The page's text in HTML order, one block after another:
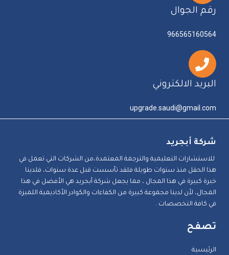
رقم الجوال
966565160564
البريد الالكتروني
upgrade.saudi@gmail.com
شركة أبجريد
للاستشارات التعليمية والترجمة المعتمدة،من الشركات التي تعمل في
هذا الحقل منذ سنوات طويلة فلقد تأسست قبل عدة سنوات، فلدينا
خبرة كبيرة في هذا المجال ، مما يجعل شركة أبجريد هي الأفضل في هذا
المجال، لأن لدينا مجموعة كبيرة من الكفاءات والكوادر الأكاديمية اللميزة
في كافة التخصصات .
تصفح
الرئيسية